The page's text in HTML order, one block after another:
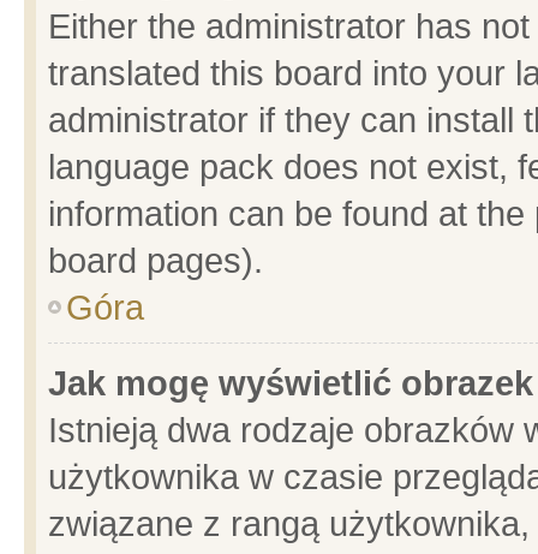
Either the administrator has
translated this board into your
administrator if they can install
language pack does not exist,
information can be found at
board pages).
Góra
Jak mogę wyświetlić
Istnieją dwa rodzaje obrazków
użytkownika w czasie
związane z rangą